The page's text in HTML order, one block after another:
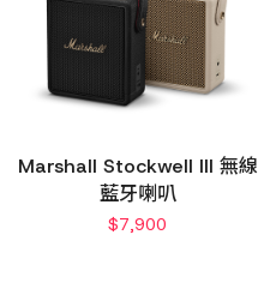
Marshall Stockwell III 無線
藍牙喇叭
$7,900